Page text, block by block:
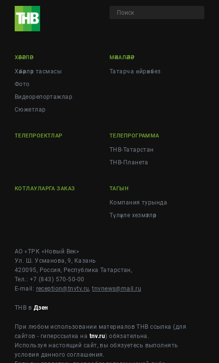
ХӘБӘРЛӘР
Хәбәрләр тасмасы
Фото
Видеорепортажлар
Cюжетлар
МӘКАЛӘЛӘР
Татарча өйрәнәбез
ТЕЛЕПРОЕКТЛАР ТЕЛЕПРОГРАММА
ТНВ-Татарстан
ТНВ-Планета
КОТЛАУЛАРГА ЗАКАЗ ТАГЫН
Компания турында
Түләүле хезмәтләр
АО «ТРК «Новый Век»
Ул. Ш. Усманова, 9, Казань
420095, Россия, Республика Татарстан,
Тел.: +7 (843) 570-50-00
E-mail: reception@tnvtv.ru,tnvnews@mail.ru
ТНВ в Дзен
При любом использовании материалов ТНВ ссылка (для
сайтов - гиперссылка на tnv.ru) обязательна.
Используя настоящий сайт, вы обязуетесь выполнять
условия данного соглашения.